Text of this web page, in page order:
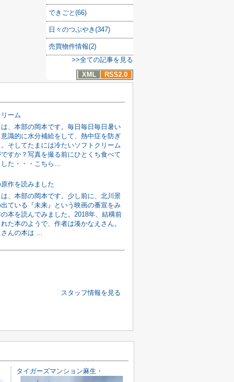
できごと(66)
日々のつぶやき(347)
売買物件情報(2)
>>全ての記事を見る
XML
RSS2.0
ーム
、本部の岡本です。毎日毎日毎日暑い
識的に水分補給をして、熱中症を防ぎ
。そしてたまには冷たいソフトクリーム
ですか？写真を撮る前にひとくち食べて
した・・・こちら...
作を読みました
、本部の岡本です。少し前に、北川景
ている『未来』という映画の番宣をみ
本を読んでみました。2018年、結構前
た本のようで、作者は湊かなえさん。
んの本は ...
スタッフ情報を見る
タイガーズマンション麻生・